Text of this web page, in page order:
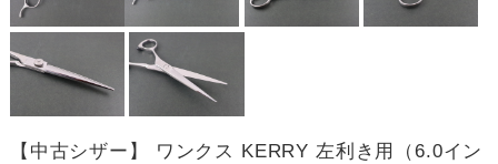
【中古シザー】 ワンクス KERRY 左利き用（6.0イン